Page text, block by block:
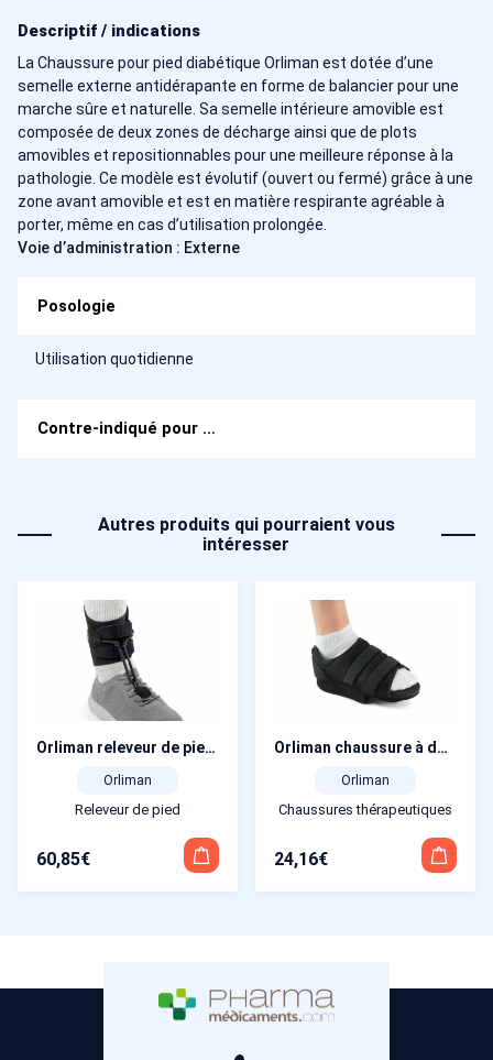
Descriptif / indications
La Chaussure pour pied diabétique Orliman est dotée d’une
semelle externe antidérapante en forme de balancier pour une
marche sûre et naturelle. Sa semelle intérieure amovible est
composée de deux zones de décharge ainsi que de plots
amovibles et repositionnables pour une meilleure réponse à la
pathologie. Ce modèle est évolutif (ouvert ou fermé) grâce à une
zone avant amovible et est en matière respirante agréable à
porter, même en cas d’utilisation prolongée.
Voie d’administration : Externe
Posologie
Utilisation quotidienne
Contre-indiqué pour …
Autres produits qui pourraient vous
intéresser
Orliman releveur de pied Boxia Plus
Orliman
Releveur de pied
60,85€
variations.
Orliman chaussure à décharge de l’avant pied
Orliman
Chaussures thérapeutiques
24,16€
variations.
Les